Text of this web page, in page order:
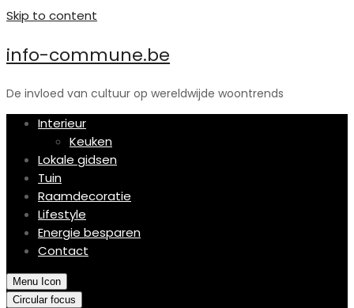
Skip to content
info-commune.be
De invloed van cultuur op wereldwijde woontrends
Interieur
Keuken
Lokale gidsen
Tuin
Raamdecoratie
Lifestyle
Energie besparen
Contact
Menu Icon
Circular focus